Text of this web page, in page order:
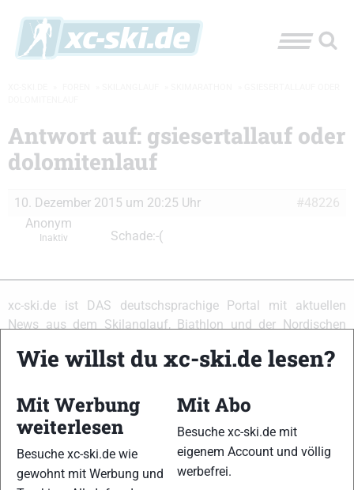
Antwort auf: gsiesertallauf oder
dolomitenlauf
10. Dezember 2015 um 20:25 Uhr
#48226
Anonym
Inaktiv Schade:-(
xc-ski.de ist DAS deutschsprachige Portal mit aktuellen
News aus dem Skilanglauf, Biathlon und der Nordischen
und allem was du sonst noch über deine Lieblingssportarten
Skilanglauf
-Anfänger oder Profi-Sportler, wir haben
immer ein offenes Ohr für dich! Du kannst uns jederzeit über
dasKontaktformularerreichen.
Wie willst du xc-ski.de lesen?
Mit Werbung
weiterlesen
Besuche xc-ski.de wie
gewohnt mit Werbung und
Mit Abo
Besuche xc-ski.de mit
eigenem Account und völlig
werbefrei.